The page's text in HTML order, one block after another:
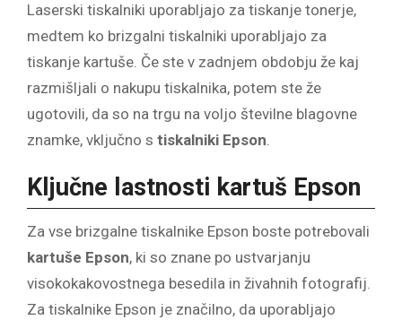
Laserski tiskalniki uporabljajo za tiskanje tonerje,
medtem ko brizgalni tiskalniki uporabljajo za
tiskanje kartuše. Če ste v zadnjem obdobju že kaj
razmišljali o nakupu tiskalnika, potem ste že
ugotovili, da so na trgu na voljo številne blagovne
znamke, vključno s tiskalniki Epson.
Ključne lastnosti kartuš Epson
Za vse brizgalne tiskalnike Epson boste potrebovali
kartuše Epson, ki so znane po ustvarjanju
visokokakovostnega besedila in živahnih fotografij.
Za tiskalnike Epson je značilno, da uporabljajo